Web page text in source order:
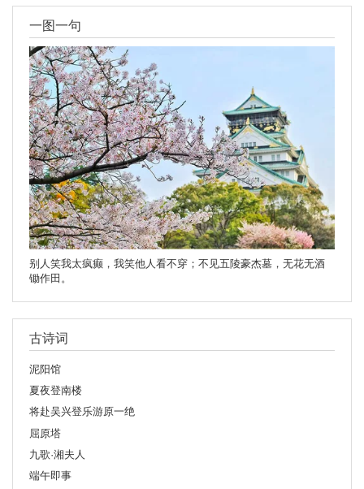
一图一句
别人笑我太疯癫，我笑他人看不穿；不见五陵豪杰墓，无花无酒
锄作田。
古诗词
泥阳馆
夏夜登南楼
将赴吴兴登乐游原一绝
屈原塔
九歌·湘夫人
端午即事